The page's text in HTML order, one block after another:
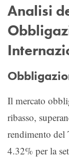
Analisi
Il mercato
ribasso,
rendimento del
4.32% per la